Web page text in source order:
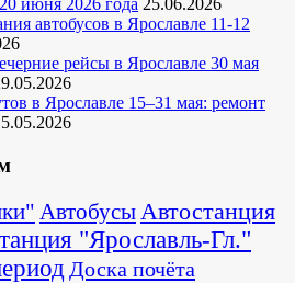
автобусов в Ярославле 11-12
рейсы в Ярославле 30 мая
в Ярославле 15–31 мая: ремонт
АвтобусыАвтостанция
"Ярославль-Гл."
Доска почёта